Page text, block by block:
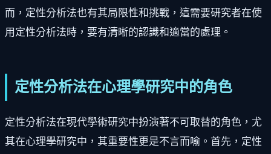
而，定性分析法也有其局限性和挑戰，這需要研究者在使
用定性分析法時，要有清晰的認識和適當的處理。
定性分析法在心理學研究中的角色
定性分析法在現代學術研究中扮演著不可取替的角色，尤
其在心理學研究中，其重要性更是不言而喻。首先，定性